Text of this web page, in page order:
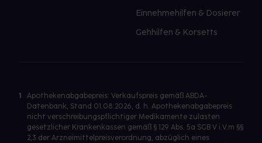
Einnehmehilfen & Dosierer
Gehhilfen & Korsetts
1
Apothekenabgabepreis: Verkaufspreis gemäß ABDA-
Datenbank, Stand 01.08.2026, d. h. Apothekenabgabepreis
nicht verschreibungspflichtiger Medikamente zulasten
gesetzlicher Krankenkassen gemäß § 129 Abs. 5a SGB V i.V.m §§
2,3 der Arzneimittelpreisverordnung, abzüglich eines